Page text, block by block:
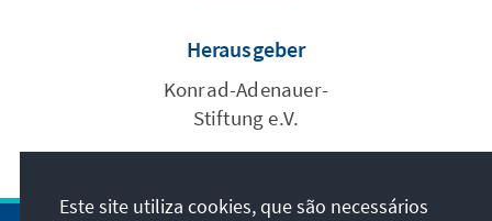
Herausgeber
Konrad-Adenauer-
Stiftung e.V.
Este site utiliza cookies, que são necessários